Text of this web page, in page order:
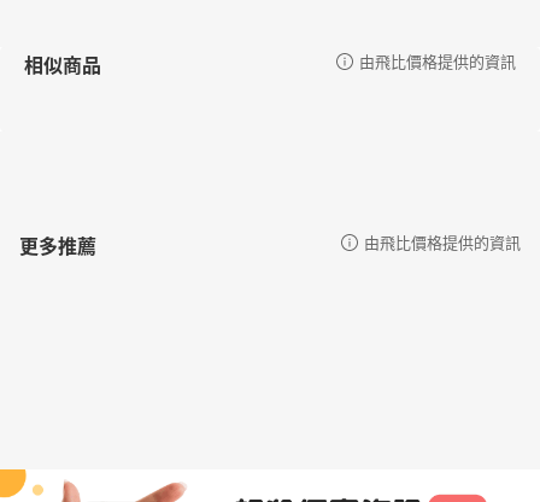
相似商品 由飛比價格提供的資訊
更多推薦 由飛比價格提供的資訊